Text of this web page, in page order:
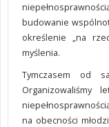
budowanie
określenie „na
myślenia.
Tymczasem od
Organizowaliśmy
na obecności